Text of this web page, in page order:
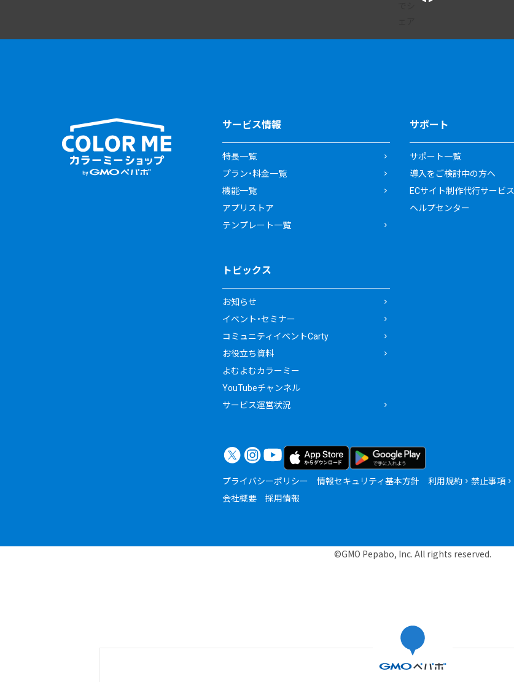
サービス情報
特長一覧
プラン・料金一覧
機能一覧
アプリストア
テンプレート一覧
サポート
サポート一覧
導入をご検討中の方へ
ECサイト制作代行サービス
ヘルプセンター
トピックス
お知らせ
イベント・セミナー
コミュニティイベントCarty
お役立ち資料
よむよむカラーミー
YouTubeチャンネル
サービス運営状況
プライバシーポリシー 情報セキュリティ基本方針 利用規約 禁止事項
会社概要
採用情報
©GMO Pepabo, Inc. All rights reserved.